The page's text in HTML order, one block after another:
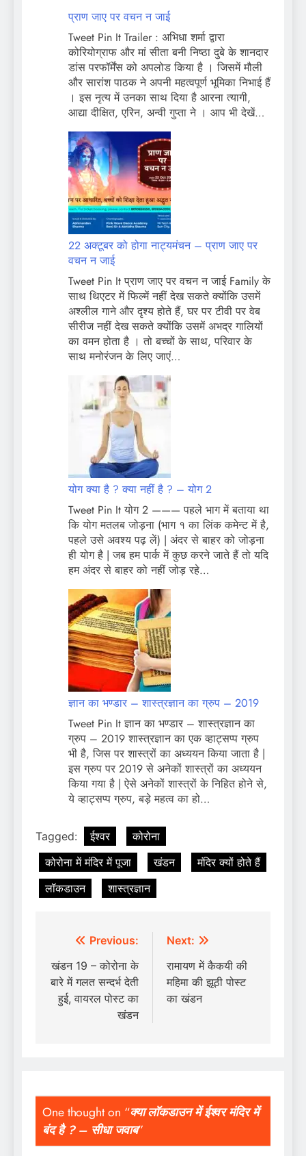
प्राण जाए पर वचन न जाई
Tweet Pin It Trailer : अभिधा शर्मा द्वारा
कोरियोग्राफ और मां सीता बनी निष्ठा दुबे के शानदार
डांस परफॉर्मेंस को अपलोड किया है । जिसमें मौली
और सारांश पाठक ने अपनी महत्वपूर्ण भूमिका निभाई हैं
। इस नृत्य में उनका साथ दिया है आरना त्यागी,
आद्या दीक्षित, एरिन, अन्वी गुप्ता ने । आप भी देखें…
22 अक्टूबर को होगा नाट्यमंचन – प्राण जाए पर
वचन न जाई
Tweet Pin It प्राण जाए पर वचन न जाई Family के
साथ थिएटर में फिल्में नहीं देख सकते क्योंकि उसमें
अश्लील गाने और दृश्य होते हैं, घर पर टीवी पर वेब
सीरीज नहीं देख सकते क्योंकि उसमें अभद्र गालियों
का वमन होता है । तो बच्चों के साथ, परिवार के
साथ मनोरंजन के लिए जाएं…
योग क्या है ? क्या नहीं है ? – योग 2
Tweet Pin It योग 2 ——— पहले भाग में बताया था
कि योग मतलब जोड़ना (भाग १ का लिंक कमेन्ट में है,
पहले उसे अवश्य पढ़ लें) | अंदर से बाहर को जोड़ना
ही योग है | जब हम पार्क में कुछ करने जाते हैं तो यदि
हम अंदर से बाहर को नहीं जोड़ रहे…
ज्ञान का भण्डार – शास्त्रज्ञान का ग्रुप – 2019
Tweet Pin It ज्ञान का भण्डार – शास्त्रज्ञान का
ग्रुप – 2019 शास्त्रज्ञान का एक व्हाट्सप्प ग्रुप
भी है, जिस पर शास्त्रों का अध्ययन किया जाता है |
इस ग्रुप पर 2019 से अनेकों शास्त्रों का अध्ययन
किया गया है | ऐसे अनेकों शास्त्रों के निहित होने से,
ये व्हाट्सप्प ग्रुप, बड़े महत्व का हो…
Tagged: ईश्वर
कोरोना
कोरोना में मंदिर में पूजा
खंडन
मंदिर क्यों होते हैं
लॉकडाउन
शास्त्रज्ञान
Post
navigation
Previous:
खंडन 19 – कोरोना के
बारे में गलत सन्दर्भ देती
हुई, वायरल पोस्ट का
खंडन
Next:
रामायण में कैकयी की
महिमा की झूठी पोस्ट
का खंडन
One thought on “क्या लॉकडाउन में ईश्वर मंदिर में
बंद है ? – सीधा जवाब”